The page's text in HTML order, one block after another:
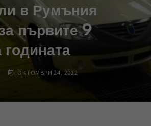
в Румъния
първите 9
ОКТОМВРИ 24, 2022